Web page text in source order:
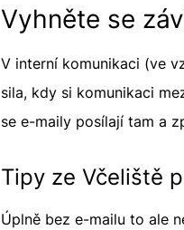
Vyhněte se
V interní komunikaci (ve
sila, kdy si komunikaci
se e-maily posílají tam a
Tipy ze Včeliště
Úplně bez e-mailu to ale